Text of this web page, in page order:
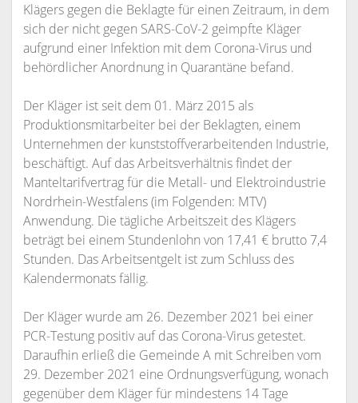
Klägers gegen die Beklagte für einen Zeitraum, in dem
sich der nicht gegen SARS-CoV-2 geimpfte Kläger
aufgrund einer Infektion mit dem Corona-Virus und
behördlicher Anordnung in Quarantäne befand.
Der Kläger ist seit dem 01. März 2015 als
Produktionsmitarbeiter bei der Beklagten, einem
Unternehmen der kunststoffverarbeitenden Industrie,
beschäftigt. Auf das Arbeitsverhältnis findet der
Manteltarifvertrag für die Metall- und Elektroindustrie
Nordrhein-Westfalens (im Folgenden: MTV)
Anwendung. Die tägliche Arbeitszeit des Klägers
beträgt bei einem Stundenlohn von 17,41 € brutto 7,4
Stunden. Das Arbeitsentgelt ist zum Schluss des
Kalendermonats fällig.
Der Kläger wurde am 26. Dezember 2021 bei einer
PCR-Testung positiv auf das Corona-Virus getestet.
Daraufhin erließ die Gemeinde A mit Schreiben vom
29. Dezember 2021 eine Ordnungsverfügung, wonach
gegenüber dem Kläger für mindestens 14 Tage